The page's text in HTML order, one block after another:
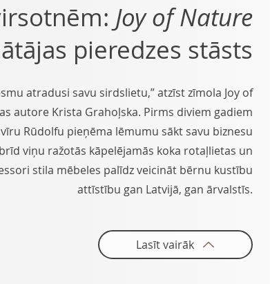
Joy of Nature
pieredzes stāsts
atradusi savu sirdslietu,” atzīst zīmola Joy of
autore Krista Grahoļska. Pirms diviem gadiem
Rūdolfu pieņēma lēmumu sākt savu biznesu
viņu ražotās kāpelējamās koka rotaļlietas un
stila mēbeles palīdz veicināt bērnu kustību
attīstību gan Latvijā, gan ārvalstīs.
Lasīt vairāk